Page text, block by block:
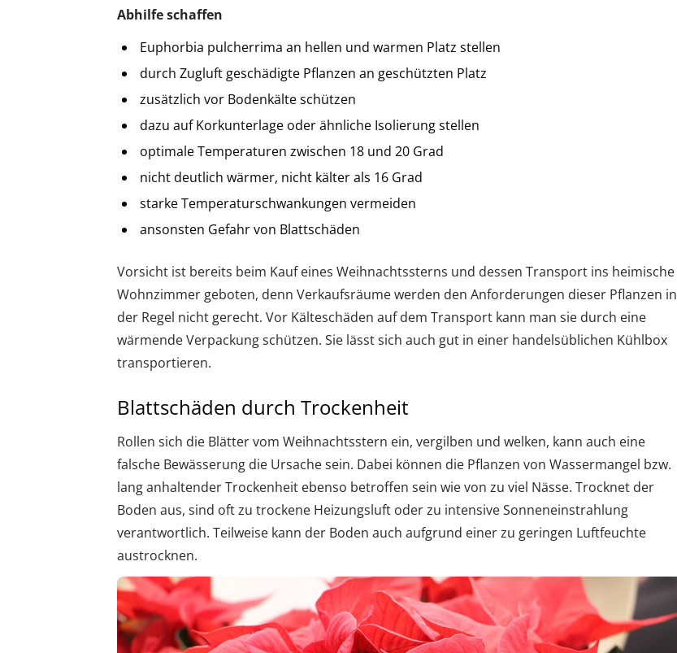
Abhilfe schaffen
Euphorbia pulcherrima an hellen und warmen Platz stellen
durch Zugluft geschädigte Pflanzen an geschützten Platz
zusätzlich vor Bodenkälte schützen
dazu auf Korkunterlage oder ähnliche Isolierung stellen
optimale Temperaturen zwischen 18 und 20 Grad
nicht deutlich wärmer, nicht kälter als 16 Grad
starke Temperaturschwankungen vermeiden
ansonsten Gefahr von Blattschäden
Vorsicht ist bereits beim Kauf eines Weihnachtssterns und dessen Transport ins heimische
Wohnzimmer geboten, denn Verkaufsräume werden den Anforderungen dieser Pflanzen in
der Regel nicht gerecht. Vor Kälteschäden auf dem Transport kann man sie durch eine
wärmende Verpackung schützen. Sie lässt sich auch gut in einer handelsüblichen Kühlbox
transportieren.
Blattschäden durch Trockenheit
Rollen sich die Blätter vom Weihnachtsstern ein, vergilben und welken, kann auch eine
falsche Bewässerung die Ursache sein. Dabei können die Pflanzen von Wassermangel bzw.
lang anhaltender Trockenheit ebenso betroffen sein wie von zu viel Nässe. Trocknet der
Boden aus, sind oft zu trockene Heizungsluft oder zu intensive Sonneneinstrahlung
verantwortlich. Teilweise kann der Boden auch aufgrund einer zu geringen Luftfeuchte
austrocknen.